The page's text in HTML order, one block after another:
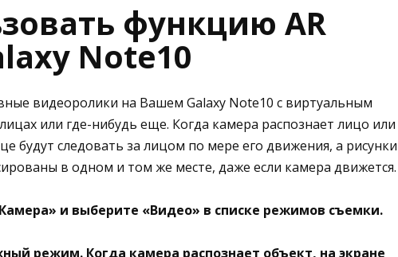
функцию AR
Note10
видеоролики на Вашем Galaxy Note10 с виртуальным
или где-нибудь еще. Когда камера распознает лицо или
будут следовать за лицом по мере его движения, а рисунки
в одном и том же месте, даже если камера движется.
и выберите «Видео» в списке режимов съемки.
режим. Когда камера распознает объект, на экране